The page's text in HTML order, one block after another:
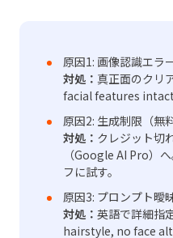
原因1: 画像認識エラ
対処： 真正面のクリ
facial features intact
原因2: 生成制限（無料
対処： クレジット切
（Google AI Pro）
フに試す。
原因3: プロンプト曖
対処： 英語で詳細指
hairstyle, no face